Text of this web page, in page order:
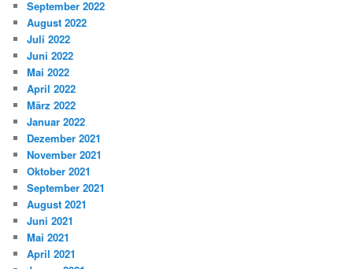
September 2022
August 2022
Juli 2022
Juni 2022
Mai 2022
April 2022
März 2022
Januar 2022
Dezember 2021
November 2021
Oktober 2021
September 2021
August 2021
Juni 2021
Mai 2021
April 2021